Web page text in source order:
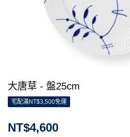
大唐草 - 盤25cm
宅配滿NT$3,500免運
NT$4,600